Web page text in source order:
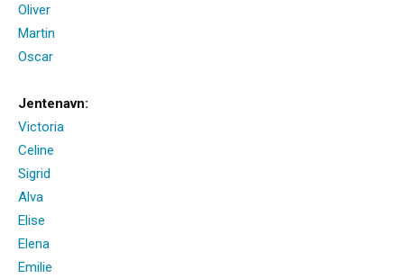
Oliver
Martin
Oscar
Jentenavn:
Victoria
Celine
Sigrid
Alva
Elise
Elena
Emilie